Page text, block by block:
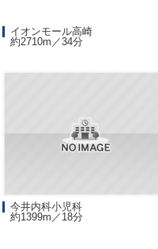
イオンモール高崎
約2710m／34分
今井内科小児科
約1399m／18分